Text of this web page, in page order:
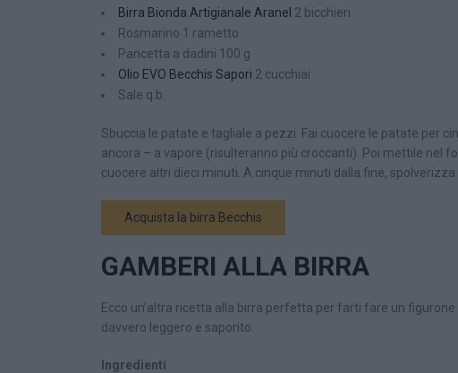
Birra Bionda Artigianale Aranel 2 bicchieri
Rosmarino 1 rametto
Pancetta a dadini 100 g
Olio EVO Becchis Sapori 2 cucchiai
Sale q.b.
Sbuccia le patate e tagliale a pezzi. Fai cuocere le patate per
ancora – a vapore (risulteranno più croccanti). Poi mettile nel
cuocere altri dieci minuti. A cinque minuti dalla fine,
Acquista la birra Becchis
GAMBERI ALLA BIRRA
Ecco un’altra ricetta alla birra perfetta per farti fare un
davvero leggero e saporito.
Ingredienti